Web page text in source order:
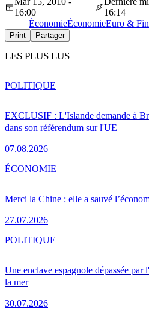
16:00
16:14
ÉconomieÉconomieEuro &
Print Partager
LES PLUS LUS
EXCLUSIF : L'Islande demande à
dans son référendum sur l'UE
07.08.2026
POLITIQUE
Merci la Chine : elle a sauvé
27.07.2026
ÉCONOMIE
Une enclave espagnole dépassée
la mer
30.07.2026
POLITIQUE